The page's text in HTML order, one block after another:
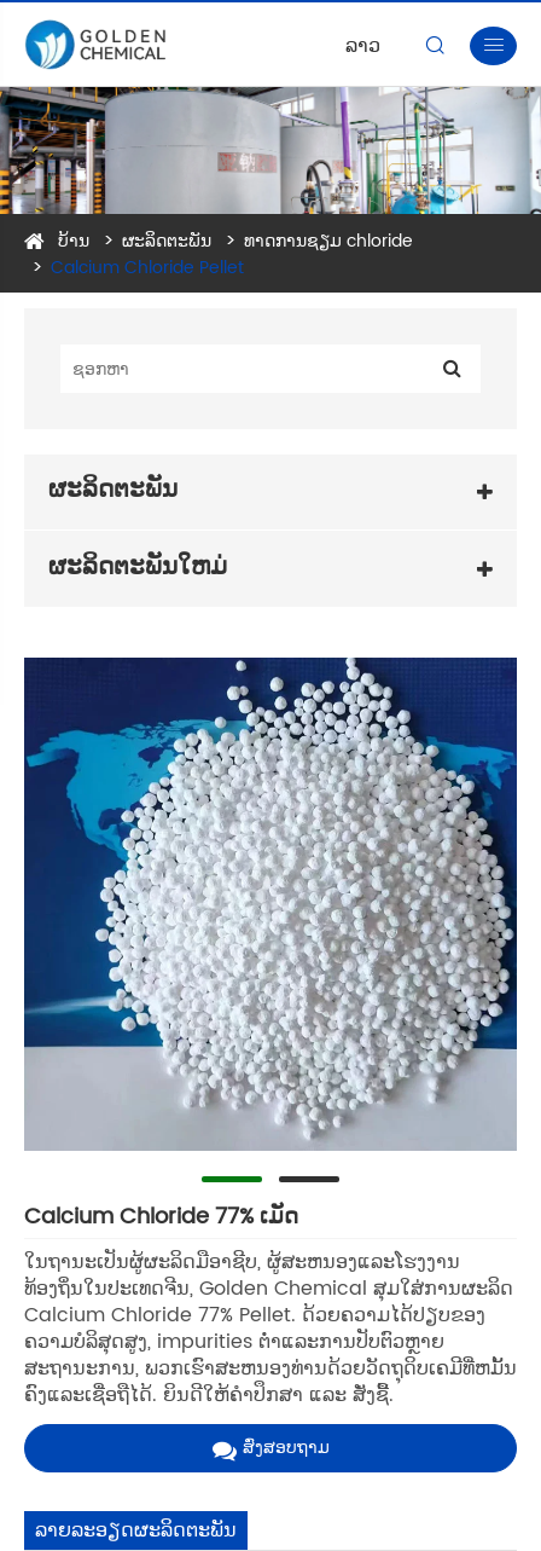
ລາວ  
ບ້ານ ຜະລິດຕະພັນ
ທາດການຊຽມ chloride
Calcium Chloride Pellet
ຜະລິດຕະພັນ
ຜະລິດຕະພັນໃຫມ່
Calcium Chloride 77% ເມັດ
ໃນຖານະເປັນຜູ້ຜະລິດມືອາຊີບ, ຜູ້ສະຫນອງແລະໂຮງງານ
ທ້ອງຖິ່ນໃນປະເທດຈີນ, Golden Chemical ສຸມໃສ່ການຜະລິດ
Calcium Chloride 77% Pellet. ດ້ວຍຄວາມໄດ້ປຽບຂອງ
ຄວາມບໍລິສຸດສູງ, impurities ຕ່ໍາແລະການປັບຕົວຫຼາຍ
ສະຖານະການ, ພວກເຮົາສະຫນອງທ່ານດ້ວຍວັດຖຸດິບເຄມີທີ່ຫມັ້ນ
ຄົງແລະເຊື່ອຖືໄດ້. ຍິນດີໃຫ້ຄຳປຶກສາ ແລະ ສັ່ງຊື້.
ສົ່ງສອບຖາມ
ລາຍ​ລະ​ອຽດ​ຜະ​ລິດ​ຕະ​ພັນ